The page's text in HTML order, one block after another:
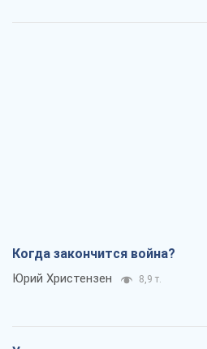
Когда закончится война?
Юрий Христензен 8,9 т.